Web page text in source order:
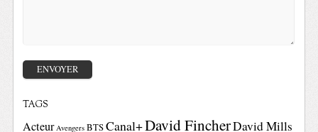
TAGS
Acteur Avengers BTSCanal+David FincherDavid Mills